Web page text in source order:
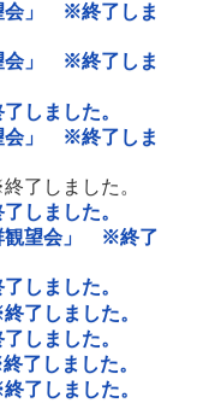
会」 ※終了しま
会」 ※終了しま
しました。
会」 ※終了しま
了しました。
しました。
観望会」 ※終了
しました。
了しました。
しました。
了しました。
了しました。